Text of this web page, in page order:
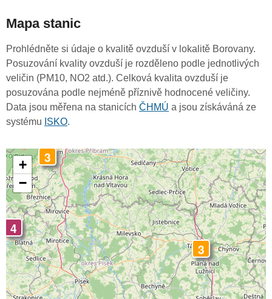
Mapa stanic
Prohlédněte si údaje o kvalitě ovzduší v lokalitě Borovany.
Posuzování kvality ovzduší je rozděleno podle jednotlivých
veličin (PM10, NO2 atd.). Celková kvalita ovzduší je
posuzována podle nejméně příznivě hodnocené veličiny.
Data jsou měřena na stanicích ČHMÚ a jsou získáváná ze
systému ISKO.
3
3
4
+
−